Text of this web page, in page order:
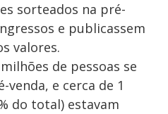
sorteados na pré-
e publicassem
valores.
de pessoas se
e cerca de 1
do total) estavam